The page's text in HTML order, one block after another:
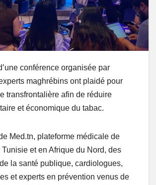
conférence organisée par
maghrébins ont plaidé pour
transfrontalière afin de réduire
et économique du tabac.
Med.tn, plateforme médicale de
Tunisie et en Afrique du Nord, des
la santé publique, cardiologues,
et experts en prévention venus de